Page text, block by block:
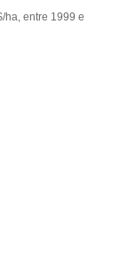
ha, entre 1999 e